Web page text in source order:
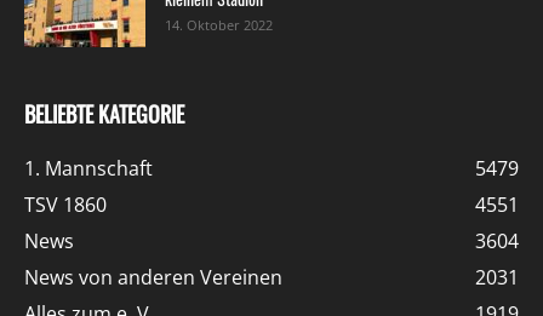
14. Oktober 2022
BELIEBTE KATEGORIE
1. Mannschaft
5479
TSV 1860
4551
News
3604
News von anderen Vereinen
2031